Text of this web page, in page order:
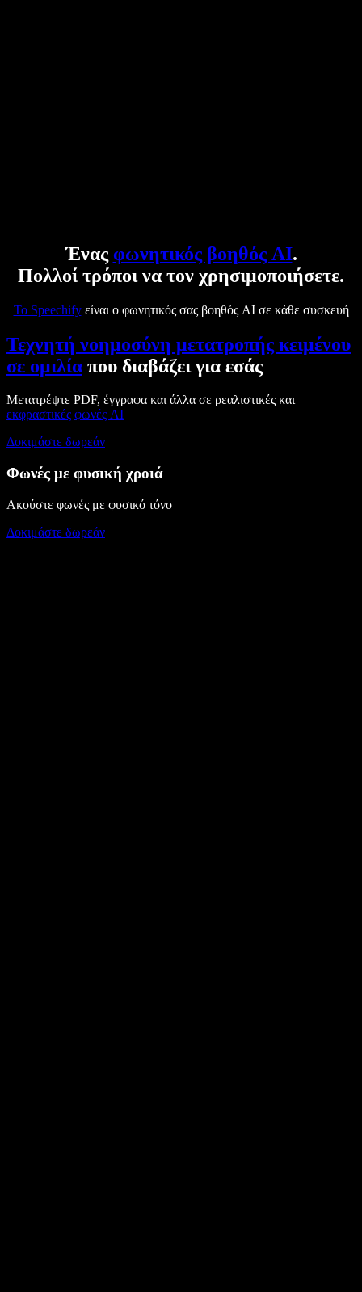
Ένας φωνητικός βοηθός AI.
Πολλοί τρόποι να τον χρησιμοποιήσετε.
Το Speechifyείναι ο φωνητικός σας βοηθός AI σε κάθε συσκευή
Τεχνητή νοημοσύνη μετατροπής κειμένου
σε ομιλία που διαβάζει για εσάς
Μετατρέψτε PDF, έγγραφα και άλλα σε ρεαλιστικές και
εκφραστικές φωνές AI
Δοκιμάστε δωρεάν
Φωνές με φυσική χροιά
Ακούστε φωνές με φυσικό τόνο
Δοκιμάστε δωρεάν